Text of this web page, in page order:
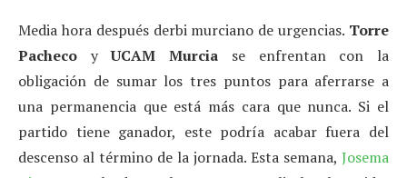
Media hora después derbi murciano de urgencias. Torre
Pacheco yUCAM Murcia se enfrentan con la
obligación de sumar los tres puntos para aferrarse a
una permanencia que está más cara que nunca. Si el
partido tiene ganador, este podría acabar fuera del
descenso al término de la jornada. Esta semana, Josema